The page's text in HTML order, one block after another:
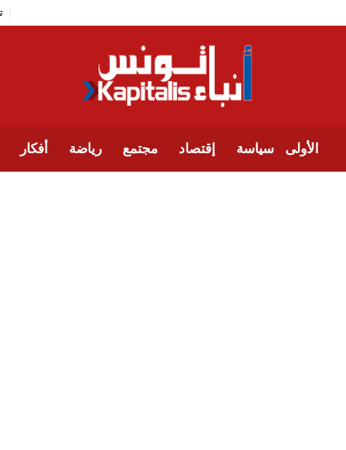
الأولى سياسة إقتصاد مجتمع رياضة أفكار